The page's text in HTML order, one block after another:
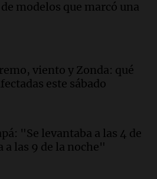
se prepara para una
30.000 turistas y el
abogada de Pourrain:
se lo llevaron para
limpiaron 9.000
modelos que marcó una
viento y Zonda: qué
este sábado
"Se levantaba a las 4 de
a las 9 de la noche"